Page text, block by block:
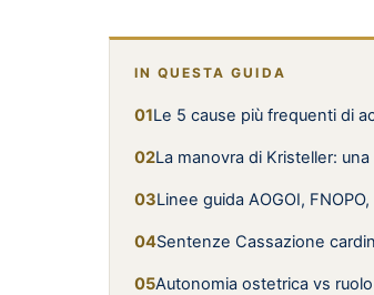
IN QUESTA GUIDA
Le 5 cause più frequenti di
La manovra di Kristeller:
Linee guida AOGOI,
Sentenze Cassazione
Autonomia ostetrica vs